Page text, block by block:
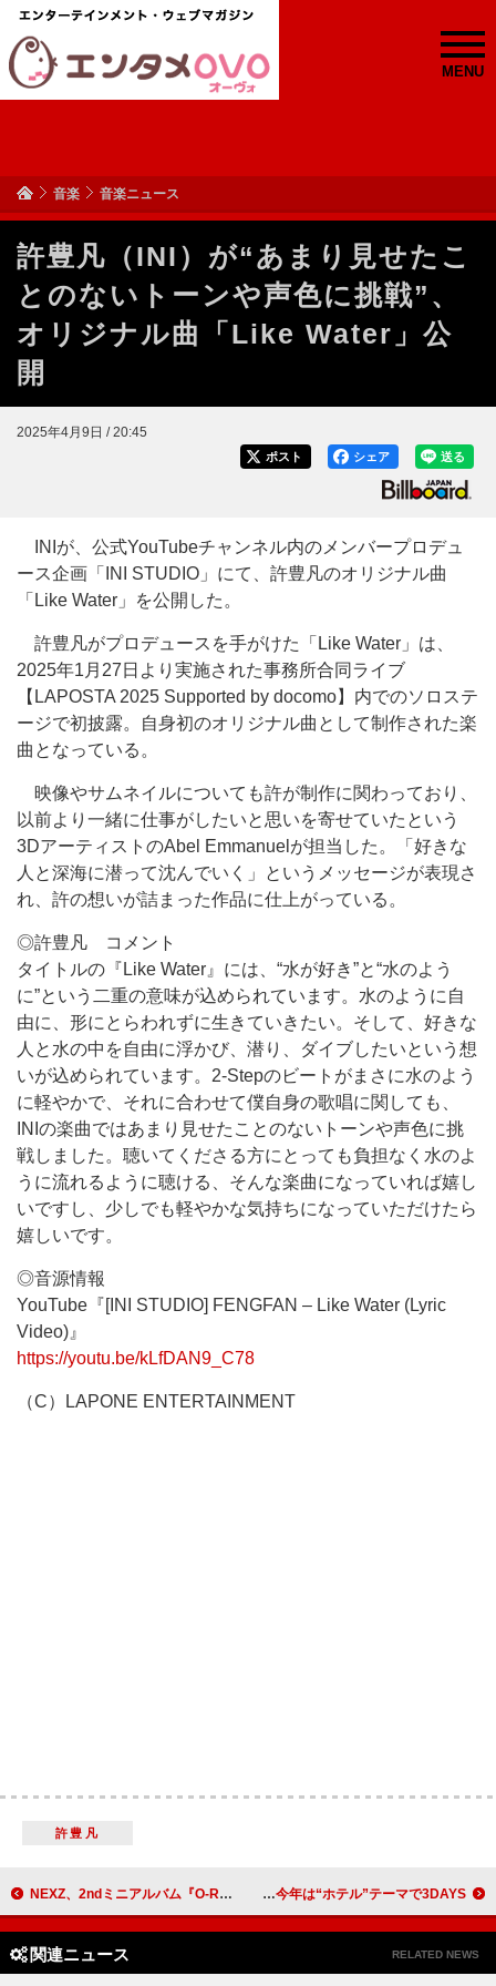
MENU
音楽 音楽ニュース
許豊凡（INI）が“あまり見せたこ
とのないトーンや声色に挑戦”、
オリジナル曲「Like Water」公
開
2025年4月9日 / 20:45
送る
シェア
ポスト
INIが、公式YouTubeチャンネル内のメンバープロデュ
ース企画「INI STUDIO」にて、許豊凡のオリジナル曲
「Like Water」を公開した。
許豊凡がプロデュースを手がけた「Like Water」は、
2025年1月27日より実施された事務所合同ライブ
【LAPOSTA 2025 Supported by docomo】内でのソロステ
ージで初披露。自身初のオリジナル曲として制作された楽
曲となっている。
映像やサムネイルについても許が制作に関わっており、
以前より一緒に仕事がしたいと思いを寄せていたという
3DアーティストのAbel Emmanuelが担当した。「好きな
人と深海に潜って沈んでいく」というメッセージが表現さ
れ、許の想いが詰まった作品に仕上がっている。
◎許豊凡 コメント
タイトルの『Like Water』には、“水が好き”と“水のよう
に”という二重の意味が込められています。水のように自
由に、形にとらわれずに生きていきたい。そして、好きな
人と水の中を自由に浮かび、潜り、ダイブしたいという想
いが込められています。2-Stepのビートがまさに水のよう
に軽やかで、それに合わせて僕自身の歌唱に関しても、
INIの楽曲ではあまり見せたことのないトーンや声色に挑
戦しました。聴いてくださる方にとっても負担なく水のよ
うに流れるように聴ける、そんな楽曲になっていれば嬉し
いですし、少しでも軽やかな気持ちになっていただけたら
嬉しいです。
◎音源情報
YouTube『[INI STUDIO] FENGFAN – Like Water (Lyric
Video)』
https://youtu.be/kLfDAN9_C78
（C）LAPONE ENTERTAINMENT
許豊凡
NEXZ、2ndミニアルバム『O-RLY?』リリース決定 HAN（Stray Kids）作詞参加の収録曲も 超特急ら9組が大集結【EBiDAN THE LIVE】、今年は“ホテル”テーマで3DAYS
関連ニュース RELATED NEWS